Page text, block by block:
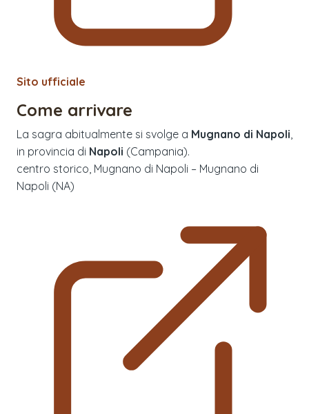
Sito ufficiale
Come arrivare
La sagra abitualmente si svolge a Mugnano di Napoli
in provincia di Napoli (Campania).
centro storico, Mugnano di Napoli – Mugnano di
Napoli (NA)